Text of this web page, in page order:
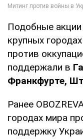
Подобные
крупных
против
поддержали в
Франкфурте,
Ранее
городах мира
поддержку